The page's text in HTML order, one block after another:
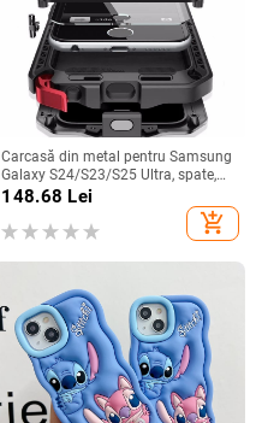
Carcasă din metal pentru Samsung
Galaxy S24/S23/S25 Ultra, spate,
prelucrată, personalizabilă, disipare
căldură, anti-cadere, anti-amprentă
148.68 Lei
add_shopping_cart